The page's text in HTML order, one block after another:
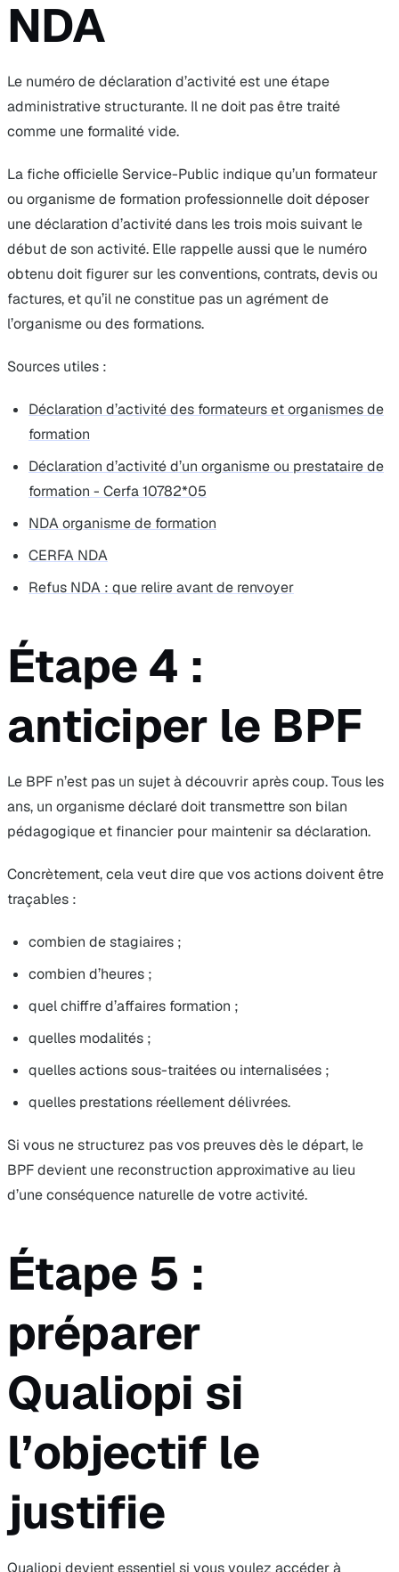
NDA
Le numéro de déclaration d’activité est une étape
administrative structurante. Il ne doit pas être traité
comme une formalité vide.
La fiche officielle Service-Public indique qu’un formateur
ou organisme de formation professionnelle doit déposer
une déclaration d’activité dans les trois mois suivant le
début de son activité. Elle rappelle aussi que le numéro
obtenu doit figurer sur les conventions, contrats, devis ou
factures, et qu’il ne constitue pas un agrément de
l’organisme ou des formations.
Sources utiles :
Déclaration d’activité des formateurs et organismes de
formation
Déclaration d’activité d’un organisme ou prestataire de
formation - Cerfa 10782*05
NDA organisme de formation
CERFA NDA
Refus NDA : que relire avant de renvoyer
Étape 4 :
anticiper le BPF
Le BPF n’est pas un sujet à découvrir après coup. Tous les
ans, un organisme déclaré doit transmettre son bilan
pédagogique et financier pour maintenir sa déclaration.
Concrètement, cela veut dire que vos actions doivent être
traçables :
combien de stagiaires ;
combien d’heures ;
quel chiffre d’affaires formation ;
quelles modalités ;
quelles actions sous-traitées ou internalisées ;
quelles prestations réellement délivrées.
Si vous ne structurez pas vos preuves dès le départ, le
BPF devient une reconstruction approximative au lieu
d’une conséquence naturelle de votre activité.
Étape 5 :
préparer
Qualiopi si
l’objectif le
justifie
Qualiopi devient essentiel si vous voulez accéder à